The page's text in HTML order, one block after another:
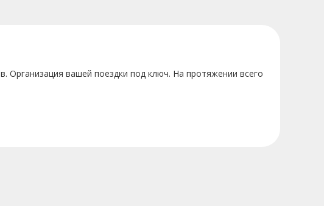
Организация вашей поездки под ключ. На протяжении всего